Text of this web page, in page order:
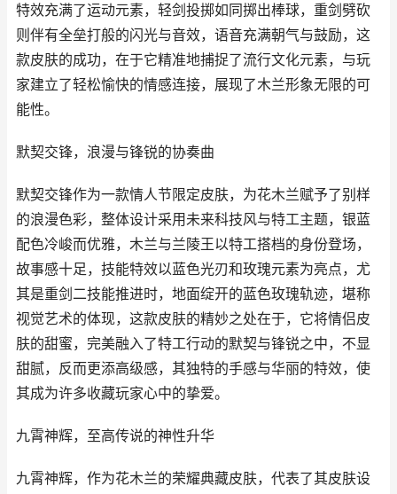
特效充满了运动元素，轻剑投掷如同掷出棒球，重剑劈砍
则伴有全垒打般的闪光与音效，语音充满朝气与鼓励，这
款皮肤的成功，在于它精准地捕捉了流行文化元素，与玩
家建立了轻松愉快的情感连接，展现了木兰形象无限的可
能性。
默契交锋，浪漫与锋锐的协奏曲
默契交锋作为一款情人节限定皮肤，为花木兰赋予了别样
的浪漫色彩，整体设计采用未来科技风与特工主题，银蓝
配色冷峻而优雅，木兰与兰陵王以特工搭档的身份登场，
故事感十足，技能特效以蓝色光刃和玫瑰元素为亮点，尤
其是重剑二技能推进时，地面绽开的蓝色玫瑰轨迹，堪称
视觉艺术的体现，这款皮肤的精妙之处在于，它将情侣皮
肤的甜蜜，完美融入了特工行动的默契与锋锐之中，不显
甜腻，反而更添高级感，其独特的手感与华丽的特效，使
其成为许多收藏玩家心中的挚爱。
九霄神辉，至高传说的神性升华
九霄神辉，作为花木兰的荣耀典藏皮肤，代表了其皮肤设